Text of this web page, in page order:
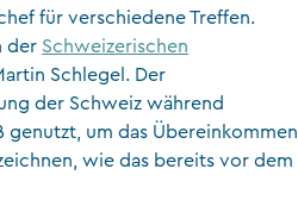
für verschiedene Treffen.
der Schweizerischen
Schlegel. Der
der Schweiz während
genutzt, um das Übereinkommen
wie das bereits vor dem